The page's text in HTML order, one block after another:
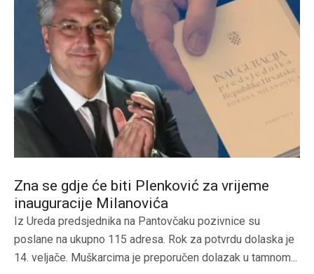
Zna se gdje će biti Plenković za vrijeme
inauguracije Milanovića
Iz Ureda predsjednika na Pantovčaku pozivnice su
poslane na ukupno 115 adresa. Rok za potvrdu dolaska je
14. veljače. Muškarcima je preporučen dolazak u tamnom...